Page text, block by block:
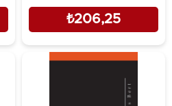
₺206,25